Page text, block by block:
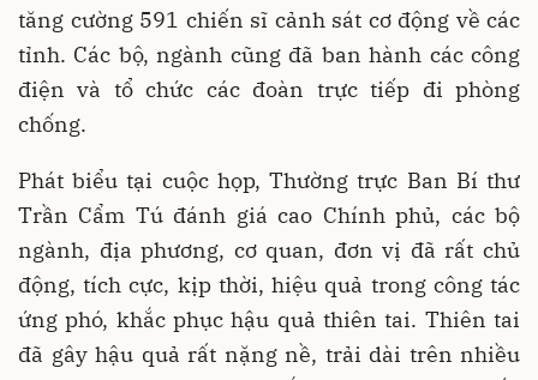
tăng cường 591 chiến sĩ cảnh sát cơ động về các
tỉnh. Các bộ, ngành cũng đã ban hành các công
điện và tổ chức các đoàn trực tiếp đi phòng
chống.
Phát biểu tại cuộc họp, Thường trực Ban Bí thư
Trần Cẩm Tú đánh giá cao Chính phủ, các bộ
ngành, địa phương, cơ quan, đơn vị đã rất chủ
động, tích cực, kịp thời, hiệu quả trong công tác
ứng phó, khắc phục hậu quả thiên tai. Thiên tai
đã gây hậu quả rất nặng nề, trải dài trên nhiều